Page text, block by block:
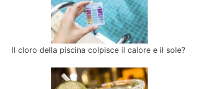
Il cloro della piscina colpisce il calore e il sole?